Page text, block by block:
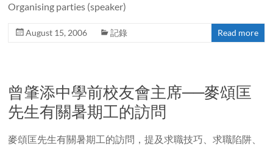
Organising parties (speaker)
August 15, 2006 記錄 Read more
曾肇添中學前校友會主席──麥頌匡
先生有關暑期工的訪問
麥頌匡先生有關暑期工的訪問，提及求職技巧、求職陷阱、